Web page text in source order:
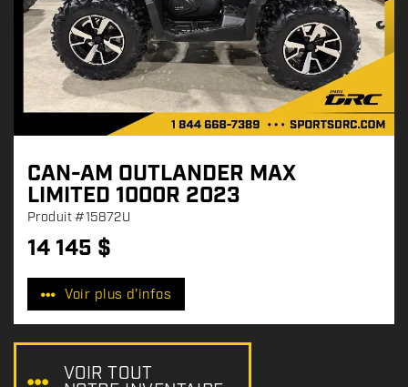
CAN-AM OUTLANDER MAX
LIMITED 1000R 2023
Produit#15872U
P
r
x
14 145 $
Voir plus d'infos
VOIR TOUT